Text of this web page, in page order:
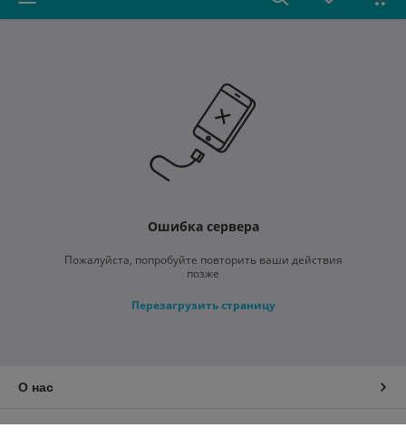
Ошибка сервера
Пожалуйста, попробуйте повторить ваши действия
позже
Перезагрузить страницу
О нас